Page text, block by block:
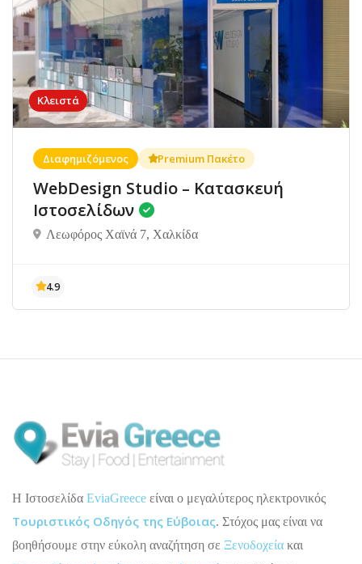
Κλειστά
Διαφημιζόμενος Premium Πακέτο
WebDesign Studio – Κατασκευή
Ιστοσελίδων
Λεωφόρος Χαϊνά 7, Χαλκίδα
H Ιστοσελίδα EviaGreece είναι ο μεγαλύτερος ηλεκτρονικός
Τουριστικός Οδηγός της Εύβοιας. Στόχος μας είναι να
βοηθήσουμε στην εύκολη αναζήτηση σε Ξενοδοχεία και